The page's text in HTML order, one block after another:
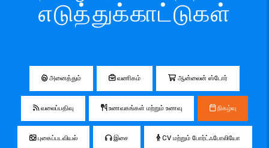
எடுத்துக்காட்டுகள்
அனைத்தும் வணிகம் ஆன்லைன் ஸ்டோர்
வலைப்பதிவு உணவகங்கள் மற்றும் உணவு நிகழ்வு
புகைப்படவியல் இசை CV மற்றும் போர்ட்ஃபோலியோ